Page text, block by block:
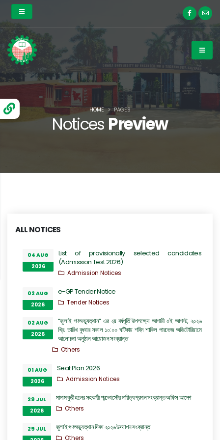
Notices Preview
HOME PAGES
ALL NOTICES
04 AUG
2026
List of provisionally selected candidates
(Admission Test 2026)
Admission Notices
02 AUG
2026
e-GP Tender Notice
Tender Notices
02 AUG
2026
“জুলাই গণঅভ্যুত্থান” এর ২য় বর্ষপূর্তি উপলক্ষ্যে আগামী ৫ই আগস্ট, ২০২৬
খ্রি. তারিখ বুধবার সকাল ১০:০০ ঘটিকায় শহিদ শাকিল পারভেজ অডিটোরিয়ামে
আলোচনা অনুষ্ঠান আয়োজন সংক্রান্ত
Others
01 AUG
2026
Seat Plan 2026
Admission Notices
29 JUL
2026
মাদাম কুরী হলের সহকারী প্রভোস্টের দায়িত্ব প্রদান সংক্রান্ত অফিস আদেশ
Others
29 JUL
জুলাই গণঅভ্যুত্থান দিবস ২০২৬ উদযাপন সংক্রান্ত
Others